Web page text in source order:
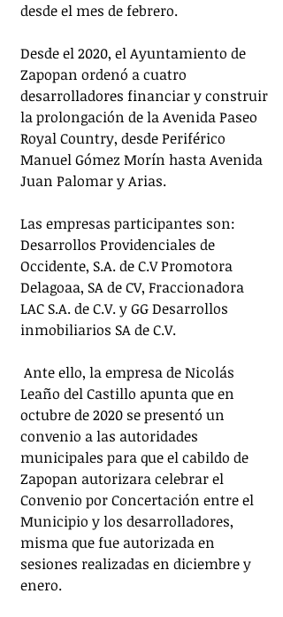
desde el mes de febrero.
Desde el 2020, el Ayuntamiento de
Zapopan ordenó a cuatro
desarrolladores financiar y construir
la prolongación de la Avenida Paseo
Royal Country, desde Periférico
Manuel Gómez Morín hasta Avenida
Juan Palomar y Arias.
Las empresas participantes son:
Desarrollos Providenciales de
Occidente, S.A. de C.V Promotora
Delagoaa, SA de CV, Fraccionadora
LAC S.A. de C.V. y GG Desarrollos
inmobiliarios SA de C.V.
Leaño del Castillo apunta que en
octubre de 2020 se presentó un
convenio a las autoridades
municipales para que el cabildo de
Zapopan autorizara celebrar el
Convenio por Concertación entre el
Municipio y los desarrolladores,
misma que fue autorizada en
sesiones realizadas en diciembre y
enero.